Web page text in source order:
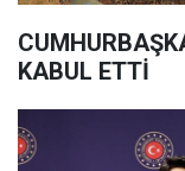
KABUL ETTİ